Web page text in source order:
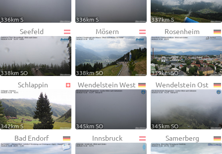
336km S 336km S 337km S
Seefeld
338km SO
Mösern
338km SO
Rosenheim
339km SO
Schlappin
342km S
Wendelstein West
345km SO
Wendelstein Ost
345km SO
Bad Endorf Innsbruck Samerberg